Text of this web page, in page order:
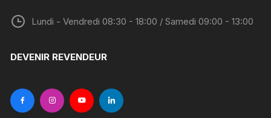
Lundi - Vendredi 08:30 - 18:00 / Samedi 09:00 - 13:00
DEVENIR REVENDEUR